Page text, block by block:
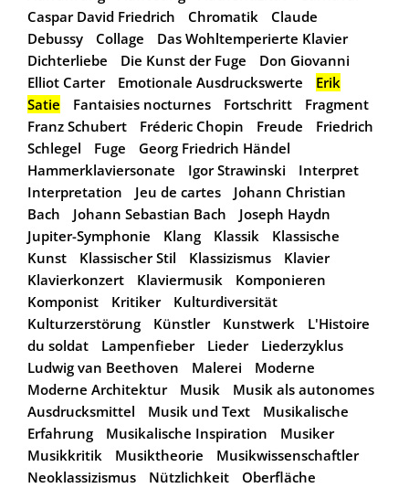
Caspar David Friedrich
Chromatik
Claude
Debussy
Collage
Das Wohltemperierte Klavier
Dichterliebe
Die Kunst der Fuge
Don Giovanni
Elliot Carter
Emotionale Ausdruckswerte
Erik
Satie
Fantaisies nocturnes Fortschritt
Fragment
Franz Schubert
Fréderic Chopin Freude
Friedrich
Schlegel
Fuge
Georg Friedrich Händel
Hammerklaviersonate
Igor Strawinski
Interpret
Interpretation
Jeu de cartes
Johann Christian
Bach
Johann Sebastian Bach
Joseph Haydn
Jupiter-Symphonie
Klang Klassik
Klassische
Kunst
Klassischer Stil Klassizismus
Klavier
Klavierkonzert
Klaviermusik
Komponieren
Komponist
Kritiker
Kulturdiversität
Kulturzerstörung
Künstler Kunstwerk
L'Histoire
du soldat
Lampenfieber Lieder
Liederzyklus
Ludwig van Beethoven
Malerei
Moderne
Moderne Architektur
Musik
Musik als autonomes
Ausdrucksmittel
Musik und Text
Musikalische
Erfahrung
Musikalische Inspiration
Musiker
Musikkritik
Musiktheorie
Musikwissenschaftler
Neoklassizismus
Nützlichkeit
Oberfläche